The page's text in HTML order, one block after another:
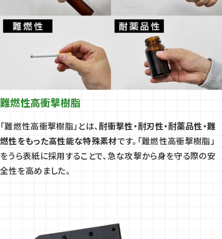
難燃性高衝撃樹脂
「難燃性高衝撃樹脂」とは、 耐衝撃性・耐刃性・耐薬品性・難
燃性をもった高性能な特殊素材です。「難燃性高衝撃樹脂」
をうら表紙に採用することで、急な攻撃から身を守る際の安
全性を高めました。